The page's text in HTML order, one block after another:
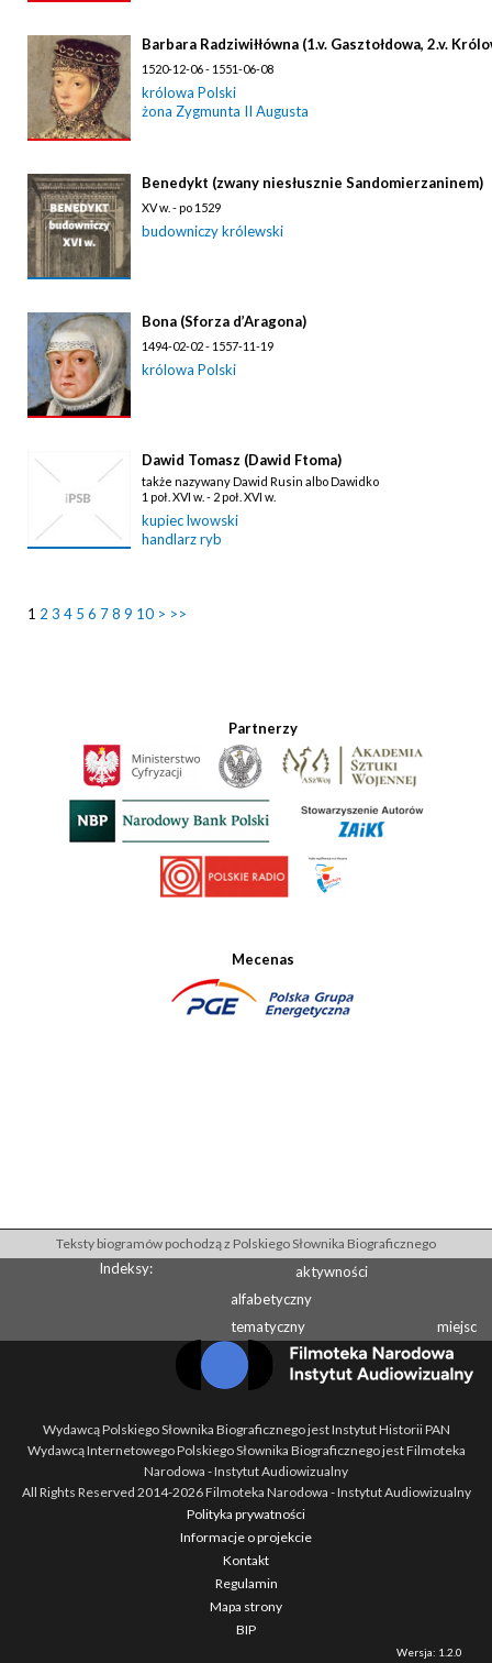
Barbara Radziwiłłówna (1.v. Gasztołdowa, 2.v.
1520-12-06 - 1551-06-08
królowa Polski
żona Zygmunta II Augusta
Benedykt (zwany niesłusznie Sandomierzaninem)
XV w. - po 1529
budowniczy królewski
Bona (Sforza d’Aragona)
1494-02-02 - 1557-11-19
królowa Polski
Dawid Tomasz (Dawid Ftoma)
także nazywany Dawid Rusin albo Dawidko
1 poł. XVI w. - 2 poł. XVI w.
kupiec lwowski
handlarz ryb
1 2 3 4 5 6 78 9 10 > >>
Partnerzy
Mecenas
Teksty biogramów pochodzą z Polskiego Słownika Biograficznego
Indeksy:
aktywności
alfabetyczny
tematyczny
miejsc
Wydawcą Polskiego Słownika Biograficznego jest Instytut Historii PAN
Wydawcą Internetowego Polskiego Słownika Biograficznego jest Filmoteka
Narodowa - Instytut Audiowizualny
All Rights Reserved 2014-2026Filmoteka Narodowa - Instytut Audiowizualny
Polityka prywatności
Informacje o projekcie
Kontakt
Regulamin
Mapa strony
BIP
Wersja: 1.2.0